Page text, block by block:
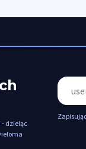
- dzieląc